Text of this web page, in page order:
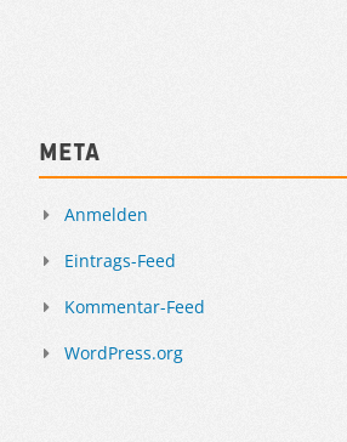
Meta
Anmelden
Eintrags-Feed
Kommentar-Feed
WordPress.org